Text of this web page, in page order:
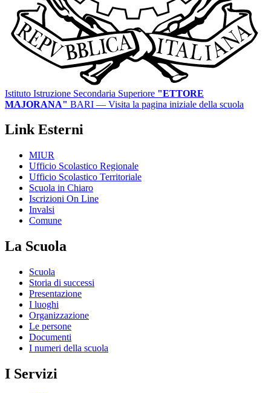
Istituto Istruzione Secondaria Superiore "ETTORE
MAJORANA" BARI — Visita la pagina iniziale della scuola
Link Esterni
MIUR
Ufficio Scolastico Regionale
Ufficio Scolastico Territoriale
Scuola in Chiaro
Iscrizioni On Line
Invalsi
Comune
La Scuola
Scuola
Storia di successi
Presentazione
I luoghi
Organizzazione
Le persone
Documenti
I numeri della scuola
I Servizi